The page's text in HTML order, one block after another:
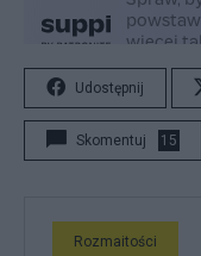
Udostępnij
Skomentuj 15
Rozmaitości